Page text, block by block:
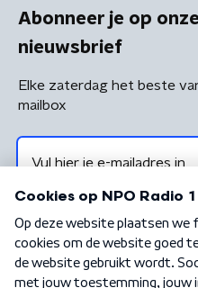
Abonneer je op
nieuwsbrief
Elke zaterdag het beste
mailbox
Algemene voorwaarden